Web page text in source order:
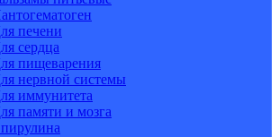
печени
сердца
пищеварения
нервной системы
иммунитета
памяти и мозга